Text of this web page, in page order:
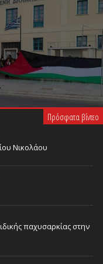
Πρόσφατα βίντεο
Νικολάου
παχυσαρκίας στην